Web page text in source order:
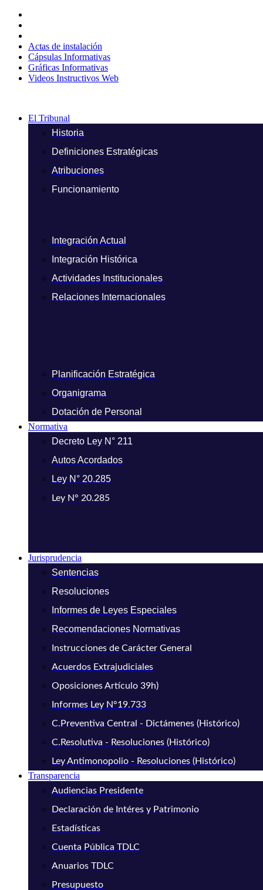
contenido
Actas de instalación
Cápsulas Informativas
Gráficas Informativas
Videos Instructivos Web
El Tribunal
Historia
Definiciones Estratégicas
Atribuciones
Funcionamiento
Integración Actual
Integración Histórica
Actividades Institucionales
Relaciones Internacionales
Planificación Estratégica
Organigrama
Dotación de Personal
Normativa
Decreto Ley N° 211
Autos Acordados
Ley N° 20.285
Ley N° 20.285
Jurisprudencia
Sentencias
Resoluciones
Informes de Leyes Especiales
Recomendaciones Normativas
Instrucciones de Carácter General
Acuerdos Extrajudiciales
Oposiciones Artículo 39h)
Informes Ley N°19.733
C.Preventiva Central - Dictámenes (Histórico)
C.Resolutiva - Resoluciones (Histórico)
Ley Antimonopolio - Resoluciones (Histórico)
Transparencia
Audiencias Presidente
Declaración de Intéres y Patrimonio
Estadísticas
Cuenta Pública TDLC
Anuarios TDLC
Presupuesto